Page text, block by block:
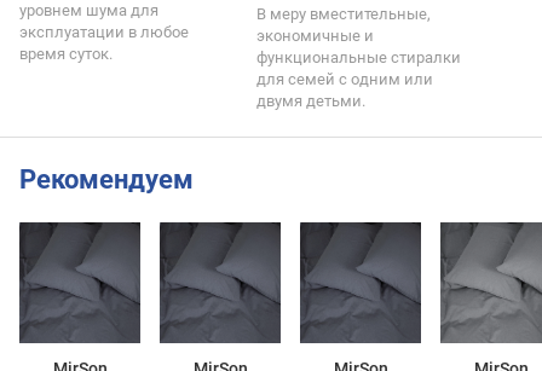
уровнем шума для
эксплуатации в любое
время суток.
В меру вместительные,
экономичные и
функциональные стиралки
для семей с одним или
двумя детьми.
Рекомендуем